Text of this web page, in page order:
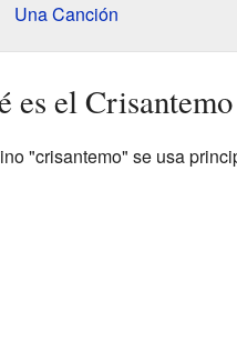
Una Canción
es el
"crisantemo" se usa